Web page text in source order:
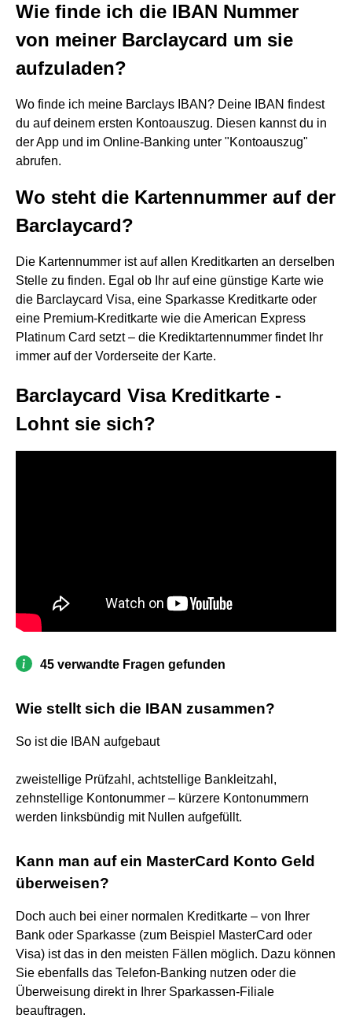
Wie finde ich die IBAN Nummer
von meiner Barclaycard um sie
aufzuladen?
Wo finde ich meine Barclays IBAN? Deine IBAN findest
du auf deinem ersten Kontoauszug. Diesen kannst du in
der App und im Online-Banking unter "Kontoauszug"
abrufen.
Wo steht die Kartennummer auf der
Barclaycard?
Die Kartennummer ist auf allen Kreditkarten an derselben
Stelle zu finden. Egal ob Ihr auf eine günstige Karte wie
die Barclaycard Visa, eine Sparkasse Kreditkarte oder
eine Premium-Kreditkarte wie die American Express
Platinum Card setzt – die Krediktartennummer findet Ihr
immer auf der Vorderseite der Karte.
Barclaycard Visa Kreditkarte -
Lohnt sie sich?
45 verwandte Fragen gefunden
Wie stellt sich die IBAN zusammen?
So ist die IBAN aufgebaut
zweistellige Prüfzahl, achtstellige Bankleitzahl,
zehnstellige Kontonummer – kürzere Kontonummern
werden linksbündig mit Nullen aufgefüllt.
Kann man auf ein MasterCard Konto Geld
überweisen?
Doch auch bei einer normalen Kreditkarte – von Ihrer
Bank oder Sparkasse (zum Beispiel MasterCard oder
Visa) ist das in den meisten Fällen möglich. Dazu können
Sie ebenfalls das Telefon-Banking nutzen oder die
Überweisung direkt in Ihrer Sparkassen-Filiale
beauftragen.